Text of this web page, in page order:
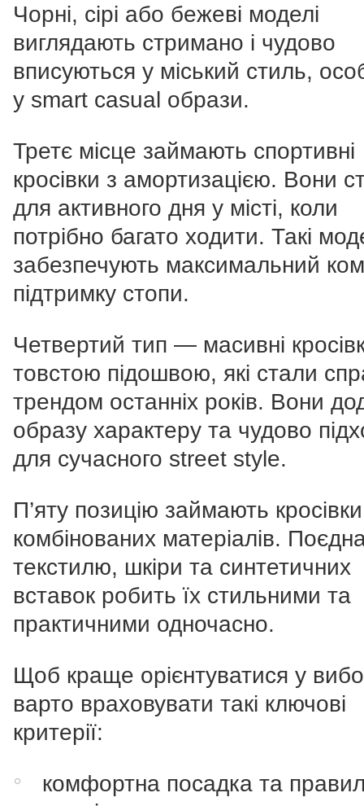
Чорні, сірі або бежеві моделі
виглядають стримано і чудово
вписуються у міський стиль,
у smart casual образи.
Третє місце займають спортивні
кросівки з амортизацією. Вони
для активного дня у місті, коли
потрібно багато ходити. Такі
забезпечують максимальний
підтримку стопи.
Четвертий тип — масивні
товстою підошвою, які стали
трендом останніх років. Вони
образу характеру та чудово
для сучасного street style.
П’яту позицію займають
комбінованих матеріалів.
текстилю, шкіри та синтетичних
вставок робить їх стильними та
практичними одночасно.
Щоб краще орієнтуватися у
варто враховувати такі ключові
критерії:
комфортна посадка та